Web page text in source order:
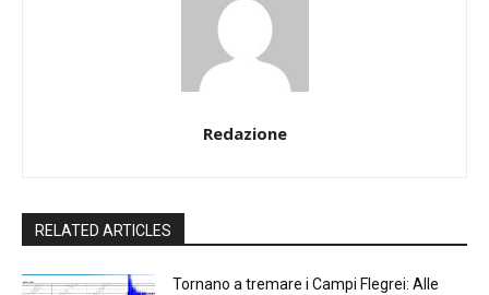
Redazione
RELATED ARTICLES
Tornano a tremare i Campi Flegrei: Alle